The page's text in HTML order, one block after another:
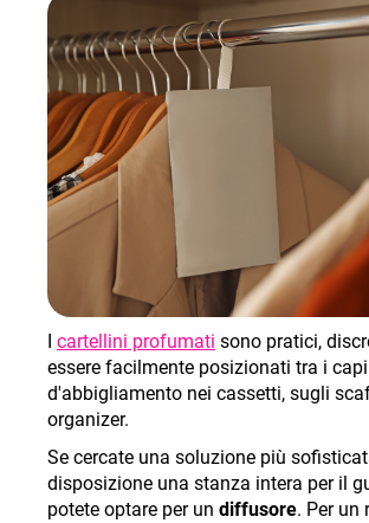
I cartellini profumati sono pratici,
essere facilmente posizionati tra i capi
d'abbigliamento nei cassetti, sugli
organizer.
Se cercate una soluzione più
disposizione una stanza intera per il
potete optare per un diffusore. Per un